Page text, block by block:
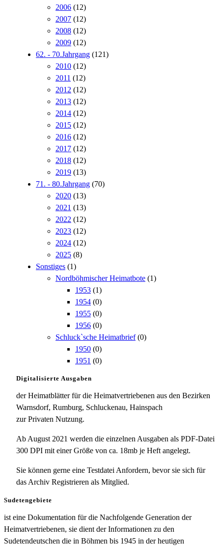
2006 (12)
2007 (12)
2008 (12)
2009 (12)
62. - 70.Jahrgang (121)
2010 (12)
2011 (12)
2012 (12)
2013 (12)
2014 (12)
2015 (12)
2016 (12)
2017 (12)
2018 (12)
2019 (13)
71. - 80.Jahrgang (70)
2020 (13)
2021 (13)
2022 (12)
2023 (12)
2024 (12)
2025 (8)
Sonstiges (1)
Nordböhmischer Heimatbote (1)
1953 (1)
1954 (0)
1955 (0)
1956 (0)
Schluck`sche Heimatbrief (0)
1950 (0)
1951 (0)
Digitalisierte Ausgaben
der Heimatblätter für die Heimatvertriebenen aus den Bezirken
Warnsdorf, Rumburg, Schluckenau, Hainspach
zur Privaten Nutzung.
Ab August 2021 werden die einzelnen Ausgaben als PDF-Datei
300 DPI mit einer Größe von ca. 18mb je Heft angelegt.
Sie können gerne eine Testdatei Anfordern, bevor sie sich für
das Archiv Registrieren als Mitglied.
Sudetengebiete
ist eine Dokumentation für die Nachfolgende Generation der
Heimatvertriebenen, sie dient der Informationen zu den
Sudetendeutschen die in Böhmen bis 1945 in der heutigen